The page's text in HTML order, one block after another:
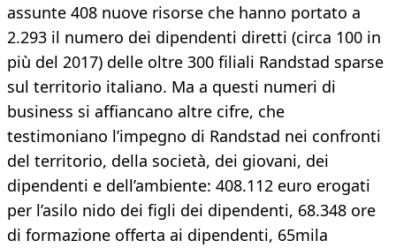
assunte 408 nuove risorse che hanno portato a
2.293 il numero dei dipendenti diretti (circa 100 in
più del 2017) delle oltre 300 filiali Randstad sparse
sul territorio italiano. Ma a questi numeri di
business si affiancano altre cifre, che
testimoniano l’impegno di Randstad nei confronti
del territorio, della società, dei giovani, dei
dipendenti e dell’ambiente: 408.112 euro erogati
per l’asilo nido dei figli dei dipendenti, 68.348 ore
di formazione offerta ai dipendenti, 65mila